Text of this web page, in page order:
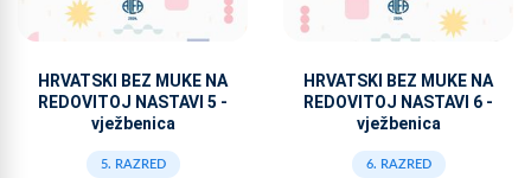
HRVATSKI BEZ MUKE NA
REDOVITOJ NASTAVI 5 -
vježbenica
5. RAZRED
HRVATSKI BEZ MUKE NA
REDOVITOJ NASTAVI 6 -
vježbenica
6. RAZRED